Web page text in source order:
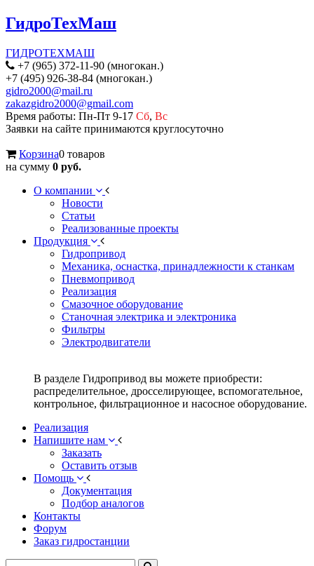
ГидроТехМаш
ГИДРОТЕХМАШ
+7 (965) 372-11-90 (многокан.)
+7 (495) 926-38-84 (многокан.)
gidro2000@mail.ru
zakazgidro2000@gmail.com
Время работы: Пн-Пт 9-17 Сб, Вс
Заявки на сайте принимаются круглосуточно
Корзина0 товаров
на сумму 0 руб.
О компании
Новости
Статьи
Реализованные проекты
Продукция
Гидропривод
Механика, оснастка, принадлежности к станкам
Пневмопривод
Реализация
Смазочное оборудование
Станочная электрика и электроника
Фильтры
Электродвигатели
В разделе Гидропривод вы можете приобрести:
распределительное, дросселирующее, вспомогательное,
контрольное, фильтрационное и насосное оборудование.
Реализация
Напишите нам
Заказать
Оставить отзыв
Помощь
Документация
Подбор аналогов
Контакты
Форум
Заказ гидростанции